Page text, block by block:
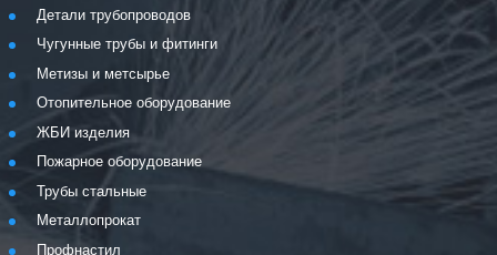
Детали трубопроводов
Чугунные трубы и фитинги
Метизы и метсырье
Отопительное оборудование
ЖБИ изделия
Пожарное оборудование
Трубы стальные
Металлопрокат
Профнастил